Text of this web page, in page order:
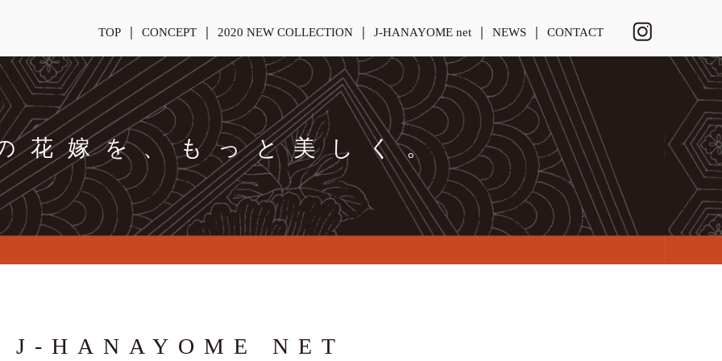
TOP CONCEPT 2020 NEW COLLECTION J-HANAYOME net NEWS CONTACT
花嫁を、もっと美しく。
J-HANAYOME NET